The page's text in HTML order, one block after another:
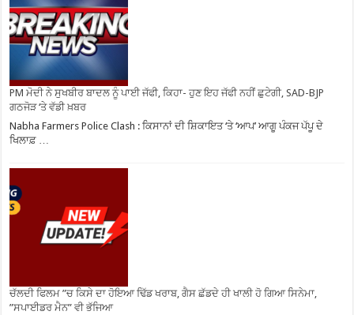
PM ਮੋਦੀ ਨੇ ਸੁਖਬੀਰ ਬਾਦਲ ਨੂੰ ਪਾਈ ਜੱਫੀ, ਕਿਹਾ- ਹੁਣ ਇਹ ਜੱਫੀ ਨਹੀਂ ਛੁਟੇਗੀ, SAD-BJP
ਗਠਜੋੜ ‘ਤੇ ਵੱਡੀ ਖ਼ਬਰ
Nabha Farmers Police Clash : ਕਿਸਾਨਾਂ ਦੀ ਸ਼ਿਕਾਇਤ ‘ਤੇ ‘ਆਪ’ ਆਗੂ ਪੰਕਜ ਪੱਪੂ ਦੇ
ਖਿਲਾਫ਼ …
ਚੱਲਦੀ ਫਿਲਮ ”ਚ ਕਿਸੇ ਦਾ ਹੋਇਆ ਢਿੱਡ ਖਰਾਬ, ਗੈਸ ਛੱਡਦੇ ਹੀ ਖਾਲੀ ਹੋ ਗਿਆ ਸਿਨੇਮਾ,
”ਸਪਾਈਡਰ ਮੈਨ” ਵੀ ਭੱਜਿਆ